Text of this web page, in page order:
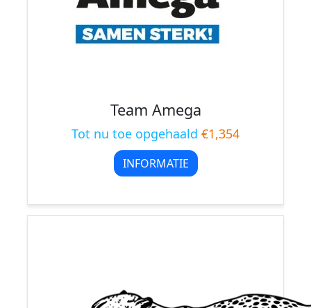
Team Amega
Tot nu toe opgehaald €1,354
INFORMATIE